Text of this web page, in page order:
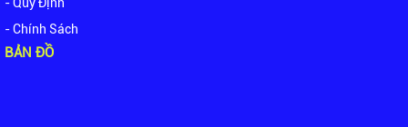
- Quy Định
- Chính Sách
BẢN ĐỒ